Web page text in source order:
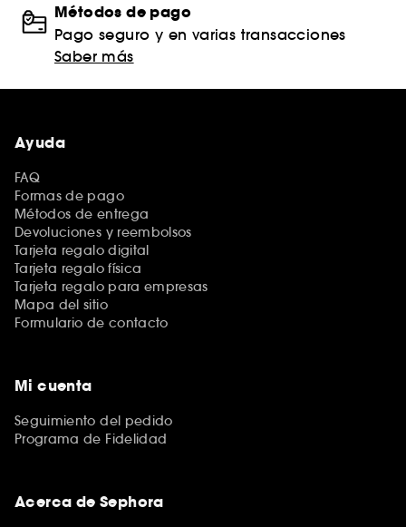
Métodos de pago
Pago seguro y en varias transacciones
Saber más
Ayuda
FAQ
Formas de pago
Métodos de entrega
Devoluciones y reembolsos
Tarjeta regalo digital
Tarjeta regalo física
Tarjeta regalo para empresas
Mapa del sitio
Formulario de contacto
Mi cuenta
Seguimiento del pedido
Programa de Fidelidad
Acerca de Sephora